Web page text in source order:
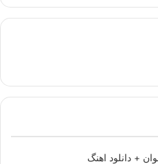
+ دانلود اهنگ